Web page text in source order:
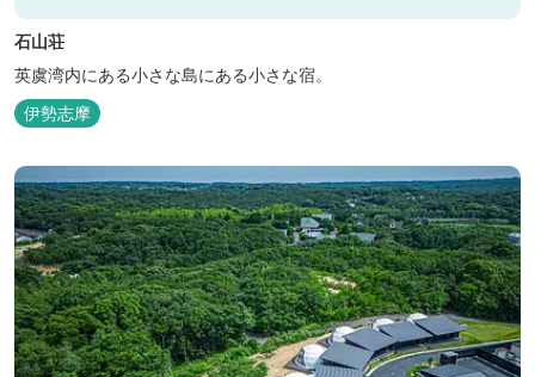
石山荘
英虞湾内にある小さな島にある小さな宿。
伊勢志摩